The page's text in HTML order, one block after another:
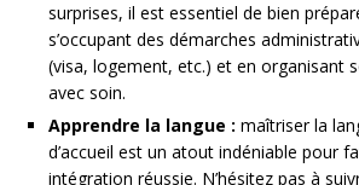
surprises, il est essentiel de bien
s’occupant des démarches
(visa, logement, etc.) et en organisant
avec soin.
Apprendre la langue : maîtriser la
d’accueil est un atout indéniable pour
intégration réussie. N’hésitez pas à